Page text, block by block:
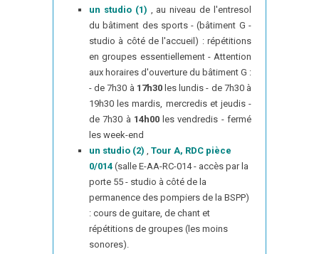
un studio (1)
, au niveau de l'entresol
du bâtiment des sports - (bâtiment G -
studio à côté de l'accueil) : répétitions
en groupes essentiellement - Attention
aux horaires d'ouverture du bâtiment G :
- de 7h30 à 17h30les lundis - de 7h30 à
19h30 les mardis, mercredis et jeudis -
de 7h30 à 14h00les vendredis - fermé
les week-end
un studio (2)
Tour A, RDC pièce
0/014 (salle E-AA-RC-014 - accès par la
porte 55 - studio à côté de la
permanence des pompiers de la BSPP)
: cours de guitare, de chant et
répétitions de groupes (les moins
sonores).